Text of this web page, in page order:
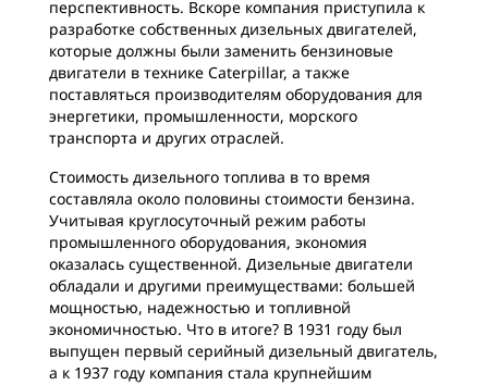
перспективность. Вскоре компания приступила к
разработке собственных дизельных двигателей,
которые должны были заменить бензиновые
двигатели в технике Caterpillar, а также
поставляться производителям оборудования для
энергетики, промышленности, морского
транспорта и других отраслей.
Стоимость дизельного топлива в то время
составляла около половины стоимости бензина.
Учитывая круглосуточный режим работы
промышленного оборудования, экономия
оказалась существенной. Дизельные двигатели
обладали и другими преимуществами: большей
мощностью, надежностью и топливной
экономичностью. Что в итоге? В 1931 году был
выпущен первый серийный дизельный двигатель,
а к 1937 году компания стала крупнейшим